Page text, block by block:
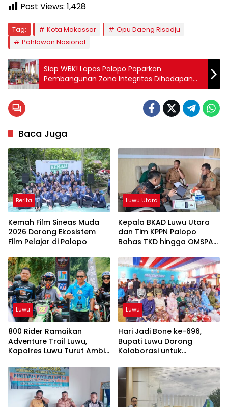
Post Views: 1,428
Tag: Kota Makassar
Opu Daeng Risadju
Pahlawan Nasional
Siap WBK! Lapas Palopo Paparkan
Pembangunan Zona Integritas Dihadapan
Tim Penilai Mandiri
Baca Juga
Berita
Kemah Film Sineas Muda
2026 Dorong Ekosistem
Film Pelajar di Palopo
Luwu Utara
Kepala BKAD Luwu Utara
dan Tim KPPN Palopo
Bahas TKD hingga OMSPAN
Luwu
800 Rider Ramaikan
Adventure Trail Luwu,
Kapolres Luwu Turut Ambil
Luwu
Hari Jadi Bone ke-696,
Bupati Luwu Dorong
Kolaborasi untuk